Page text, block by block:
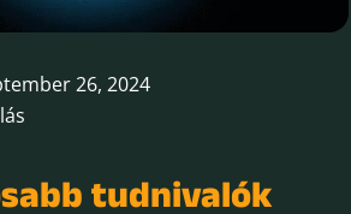
26, 2024
tudnivalók